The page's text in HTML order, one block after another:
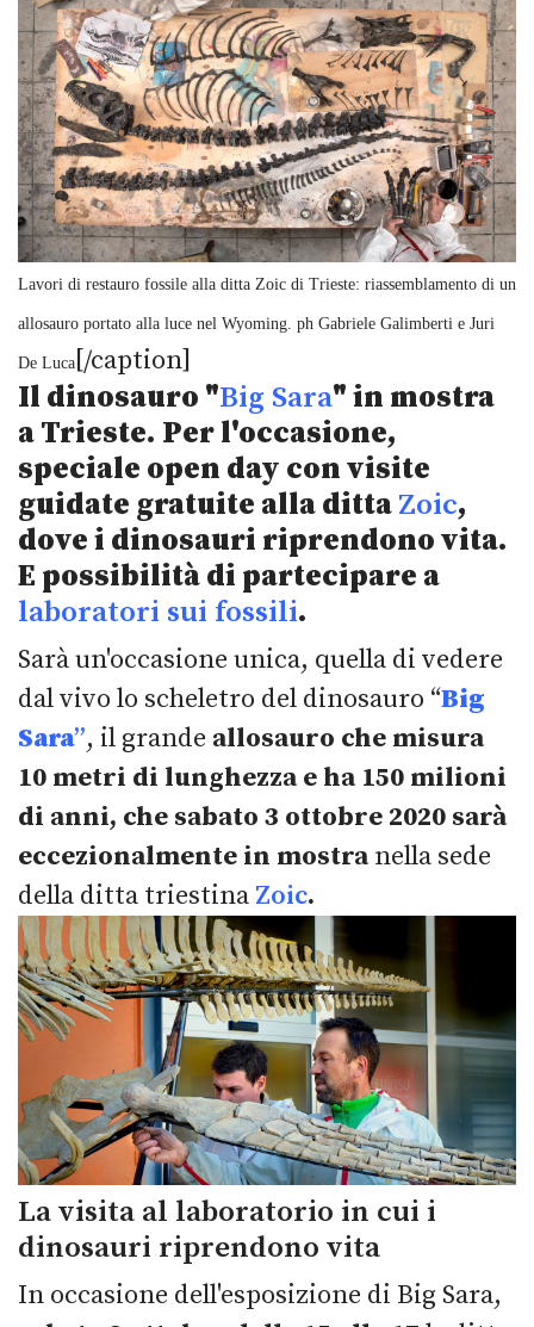
Lavori di restauro fossile alla ditta Zoic di Trieste: riassemblamento di un
allosauro portato alla luce nel Wyoming. ph Gabriele Galimberti e Juri
De Luca [/caption]
Il dinosauro "Big Sara" in mostra
a Trieste. Per l'occasione,
speciale open day con visite
guidate gratuite alla dittaZoic,
dove i dinosauri riprendono vita.
E possibilità di partecipare a
laboratori sui fossili.
Sarà un'occasione unica, quella di vedere
dal vivo lo scheletro del dinosauro “Big
Sara”, il grande allosauro che misura
10 metri di lunghezza e ha 150 milioni
di anni, che sabato 3 ottobre 2020 sarà
eccezionalmente in mostranella sede
della ditta triestina Zoic.
La visita al laboratorio in cui i
dinosauri riprendono vita
In occasione dell'esposizione di Big Sara,